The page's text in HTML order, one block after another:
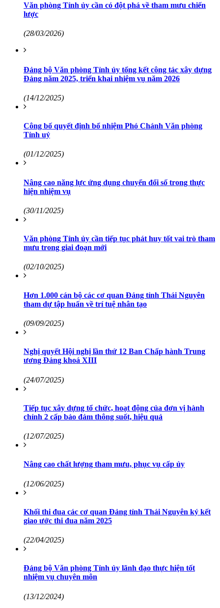
Văn phòng Tỉnh ủy cần có đột phá về tham mưu chiến
lược
(28/03/2026)
Đảng bộ Văn phòng Tỉnh ủy tổng kết công tác xây dựng
Đảng năm 2025, triển khai nhiệm vụ năm 2026
(14/12/2025)
Công bố quyết định bổ nhiệm Phó Chánh Văn phòng
Tỉnh uỷ
(01/12/2025)
Nâng cao năng lực ứng dụng chuyển đổi số trong thực
hiện nhiệm vụ
(30/11/2025)
Văn phòng Tỉnh ủy cần tiếp tục phát huy tốt vai trò tham
mưu trong giai đoạn mới
(02/10/2025)
Hơn 1.000 cán bộ các cơ quan Đảng tỉnh Thái Nguyên
tham dự tập huấn về trí tuệ nhân tạo
(09/09/2025)
Nghị quyết Hội nghị lần thứ 12 Ban Chấp hành Trung
ương Đảng khoá XIII
(24/07/2025)
Tiếp tục xây dựng tổ chức, hoạt động của đơn vị hành
chính 2 cấp bảo đảm thông suốt, hiệu quả
(12/07/2025)
Nâng cao chất lượng tham mưu, phục vụ cấp ủy
(12/06/2025)
Khối thi đua các cơ quan Đảng tỉnh Thái Nguyên ký kết
giao ước thi đua năm 2025
(22/04/2025)
Đảng bộ Văn phòng Tỉnh ủy lãnh đạo thực hiện tốt
nhiệm vụ chuyên môn
(13/12/2024)